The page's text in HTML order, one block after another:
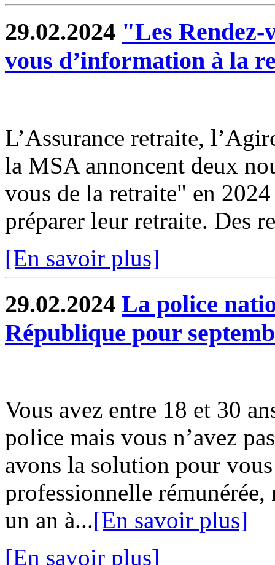
29.02.2024 "Les Rendez-
vous d’information à la
L’Assurance retraite,
la MSA annoncent deux
vous de la retraite" en
préparer leur retraite. Des
[En savoir plus]
29.02.2024 La police
République pour
Vous avez entre 18 et 30
police mais vous n’avez
avons la solution pour
professionnelle
un an à...[En savoir plus]
[En savoir plus]